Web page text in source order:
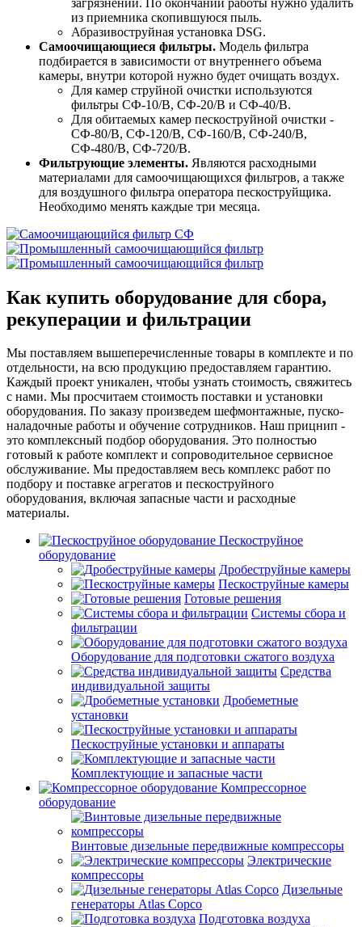
из приемника скопившуюся пыль.
Абразивоструйная установка DSG.
Самоочищающиеся фильтры. Модель фильтра
подбирается в зависимости от внутреннего объема
камеры, внутри которой нужно будет очищать воздух.
Для камер струйной очистки используются
фильтры СФ-10/В, СФ-20/В и СФ-40/В.
Для обитаемых камер пескоструйной очистки -
СФ-80/В, СФ-120/В, СФ-160/В, СФ-240/В,
СФ-480/В, СФ-720/В.
Фильтрующие элементы. Являются расходными
материалами для самоочищающихся фильтров, а также
для воздушного фильтра оператора пескоструйщика.
Необходимо менять каждые три месяца.
Как купить оборудование для сбора,
рекуперации и фильтрации
Мы поставляем вышеперечисленные товары в комплекте и по
отдельности, на всю продукцию предоставляем гарантию.
Каждый проект уникален, чтобы узнать стоимость, свяжитесь
с нами. Мы просчитаем стоимость поставки и установки
оборудования. По заказу произведем шефмонтажные, пуско-
наладочные работы и обучение сотрудников. Наш прицнип -
это комплексный подбор оборудования. Это полностью
готовый к работе комплект и сопроводительное сервисное
обслуживание. Мы предоставляем весь комплекс работ по
подбору и поставке агрегатов и пескоструйного
оборудования, включая запасные части и расходные
материалы.
Пескоструйное
оборудование
Дробеструйные камеры
Пескоструйные камеры
Готовые решения
Системы сбора и
фильтрации
Оборудование для подготовки сжатого воздуха
Средства
индивидуальной защиты
Дробеметные
установки
Пескоструйные установки и аппараты
Комплектующие и запасные части
Компрессорное
оборудование
Винтовые дизельные передвижные компрессоры
Электрические
компрессоры
Дизельные
генераторы Atlas Copco
Подготовка воздуха